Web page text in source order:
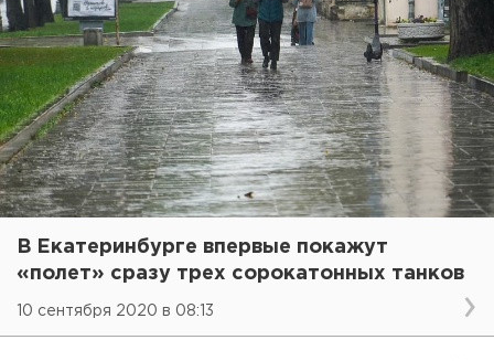
В Екатеринбурге впервые покажут
«полет» сразу трех сорокатонных танков
10 сентября 2020 в 08:13